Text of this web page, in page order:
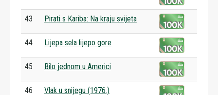
43 Pirati s Kariba: Na kraju svijeta
44 Lijepa sela lijepo gore
45 Bilo jednom u Americi
46 Vlak u snijegu (1976.)